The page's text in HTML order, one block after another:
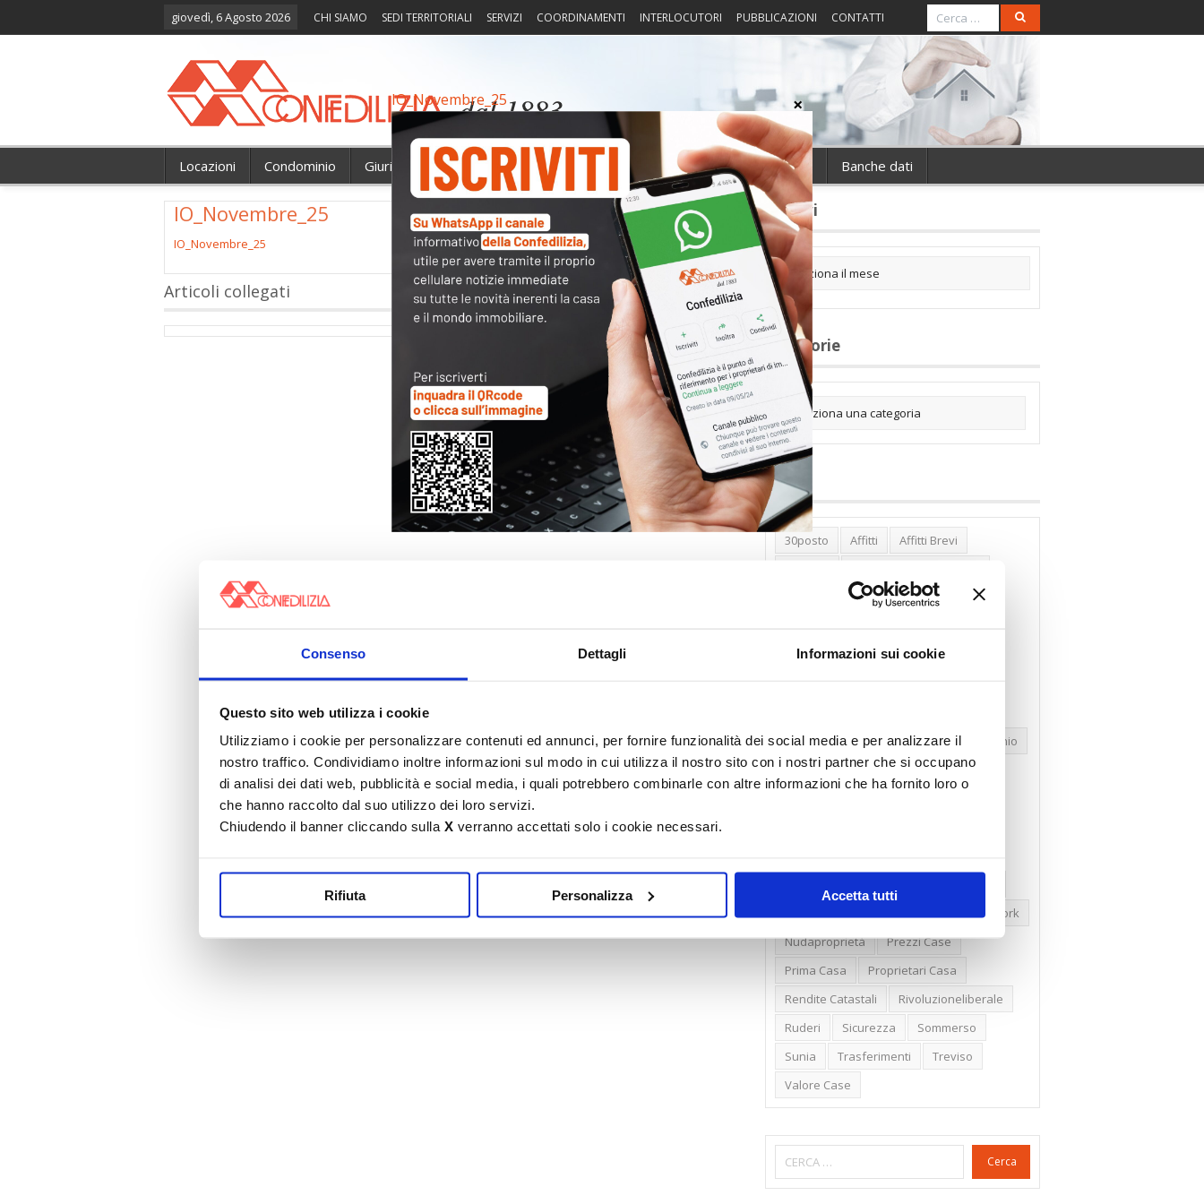
Consenso Dettagli Informazioni sui cookie
Questo sito web utilizza i cookie
Utilizziamo i cookie per personalizzare contenuti ed annunci, per fornire funzionalità dei social media e per analizzare il
nostro traffico. Condividiamo inoltre informazioni sul modo in cui utilizza il nostro sito con i nostri partner che si occupano
di analisi dei dati web, pubblicità e social media, i quali potrebbero combinarle con altre informazioni che ha fornito loro o
che hanno raccolto dal suo utilizzo dei loro servizi.
Chiudendo il banner cliccando sulla X verranno accettati solo i cookie necessari.
Rifiuta Personalizza Accetta tutti
giovedì, 6 Agosto 2026 CHI SIAMO SEDI TERRITORIALI SERVIZI COORDINAMENTI INTERLOCUTORI PUBBLICAZIONI CONTATTI
Locazioni Condominio Giurisprudenza Fisco Portierato Intorno alla casa Notizie Banche dati
IO_Novembre_25
IO_Novembre_25
Articoli collegati
Archivi
Categorie
Tag
30posto Affitti
Affitti Brevi
Banca Woolwich
Bilocali
Cambioabitazione
Carenza Alloggi
Compravendite Immobiliari
Condominio
Confcommercio
Confedilizia.EU
New York
Nudaproprietà
Prezzi Case
Prima Casa
Proprietari Casa
Rendite Catastali
Rivoluzioneliberale
Ruderi
Sicurezza
Sommerso
Sunia
Trasferimenti
Treviso
Valore Case
Cerca
IO_Novembre_25